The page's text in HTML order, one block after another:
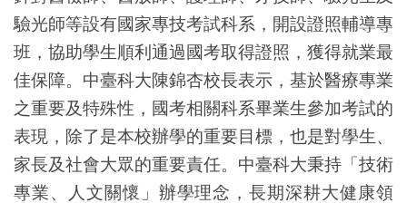
驗光師等設有國家專技考試科系，開設證照輔導專
班，協助學生順利通過國考取得證照，獲得就業最
佳保障。中臺科大陳錦杏校長表示，基於醫療專業
之重要及特殊性，國考相關科系畢業生參加考試的
表現，除了是本校辦學的重要目標，也是對學生、
家長及社會大眾的重要責任。中臺科大秉持「技術
專業、人文關懷」辦學理念，長期深耕大健康領